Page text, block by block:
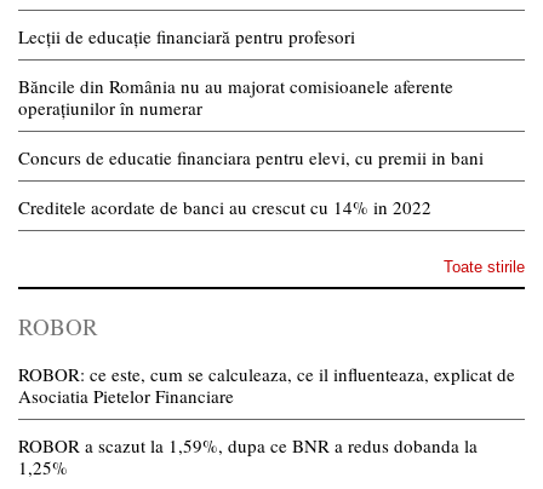
Lecții de educație financiară pentru profesori
Băncile din România nu au majorat comisioanele aferente
operațiunilor în numerar
Concurs de educatie financiara pentru elevi, cu premii in bani
Creditele acordate de banci au crescut cu 14% in 2022
Toate stirile
ROBOR
ROBOR: ce este, cum se calculeaza, ce il influenteaza, explicat de
Asociatia Pietelor Financiare
ROBOR a scazut la 1,59%, dupa ce BNR a redus dobanda la
1,25%